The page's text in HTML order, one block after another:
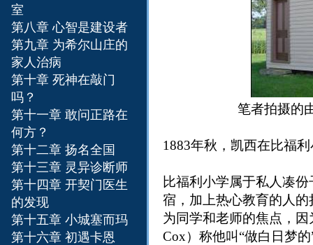
笔者拍摄的
1883年秋，凯西在比福
比福利小学属于私人凑
宿，加上热心教育的人
为同学和老师的焦点，
Cox）称他叫“做白日梦
室
第八章 心智是建设者
第九章 为希尔山庄的
家人治病
第十章 死神在敲门
吗？
第十一章 敢问正路在
何方？
第十二章 扬名全国
第十三章 灵异诊断师
第十四章 开契门医生
的发现
第十五章 小城塞而玛
第十六章 初遇卡恩